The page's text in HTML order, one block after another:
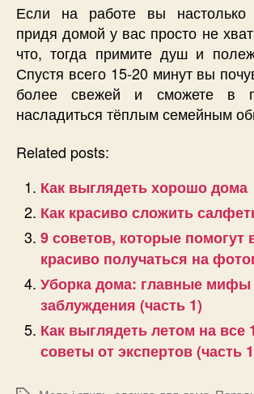
Если на работе вы настолько
придя домой у вас просто не
что, тогда примите душ и
Спустя всего 15-20 минут вы
более свежей и сможете в
насладиться тёплым семейным
Related posts:
Как выглядеть хорошо дома
Как красиво сложить
9 советов, которые помогут
красиво получаться на
Уборка дома: главные мифы
заблуждения (часть 1)
Как выглядеть летом на все
советы от экспертов (часть